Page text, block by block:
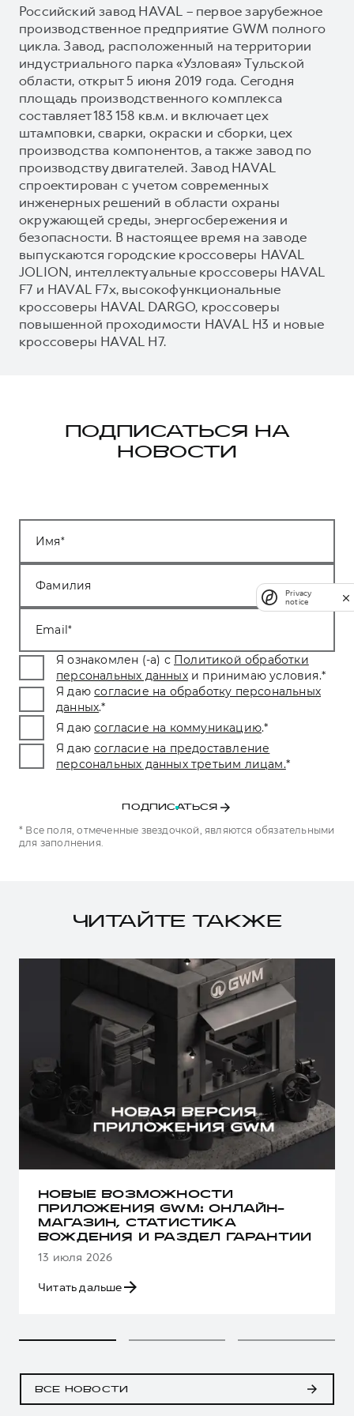
Российский завод HAVAL – первое зарубежное
производственное предприятие GWM полного
цикла. Завод, расположенный на территории
индустриального парка «Узловая» Тульской
области, открыт 5 июня 2019 года. Сегодня
площадь производственного комплекса
составляет 183 158 кв.м. и включает цех
штамповки, сварки, окраски и сборки, цех
производства компонентов, а также завод по
производству двигателей. Завод HAVAL
спроектирован с учетом современных
инженерных решений в области охраны
окружающей среды, энергосбережения и
безопасности. В настоящее время на заводе
выпускаются городские кроссоверы HAVAL
JOLION, интеллектуальные кроссоверы HAVAL
F7 и HAVAL F7x, высокофункциональные
кроссоверы HAVAL DARGO, кроссоверы
повышенной проходимости HAVAL H3 и новые
кроссоверы HAVAL H7.
ПОДПИСАТЬСЯ НА
НОВОСТИ
Имя
Фамилия
Email
Я ознакомлен (-а) с Политикой обработки
персональных данных и принимаю условия.*
Я даю согласие на обработку персональных
данных.*
Я даю согласие на коммуникацию.*
Я даю согласие на предоставление
персональных данных третьим лицам.*
ПОДПИСАТЬСЯ
* Все поля, отмеченные звездочкой, являются обязательными
для заполнения.
ЧИТАЙТЕ ТАКЖЕ
НОВЫЕ ВОЗМОЖНОСТИ
ПРИЛОЖЕНИЯ GWM: ОНЛАЙН-
МАГАЗИН, СТАТИСТИКА
ВОЖДЕНИЯ И РАЗДЕЛ ГАРАНТИИ
13 июля 2026
Читать дальше
ВСЕ НОВОСТИ
Privacy
notice